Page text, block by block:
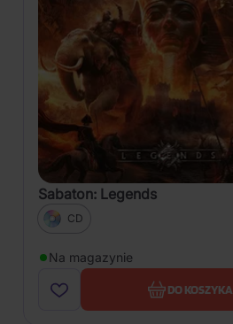
Sabaton: Legends
CD
Na magazynie
DO KOSZYKA